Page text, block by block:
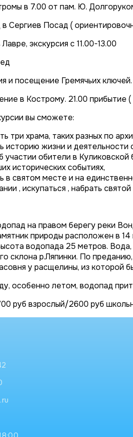
в 7.00 от пам. Ю.
в Сергиев Посад (
экскурсия с 11.00-13.00
и посещение Гремячьих ключей.
в Кострому. 21.00 прибытие
вы сможете:
три храма, таких разных по
историю жизни и
участии обители в
исторических событиях,
в святом месте и на
, искупаться , набрать
на правом берегу реки
природы расположен в
водопада 25 метров.
склона р.Ляпинки. По
у расщелины, из которой
особенно летом, водопад
руб взрослый/2600 руб